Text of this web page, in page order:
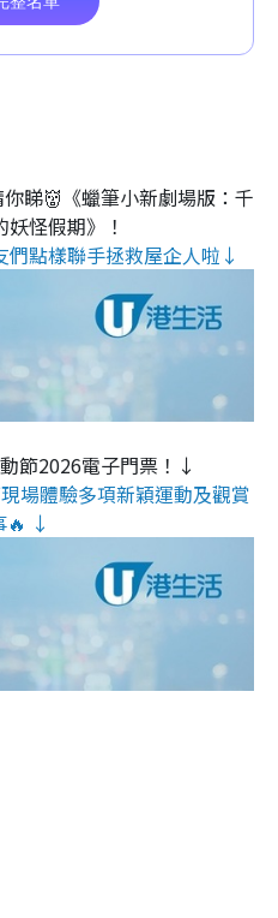
你睇👹《蠟筆小新劇場版：千
怪假期》！
點樣聯手拯救屋企人啦↓
節2026電子門票！↓
場體驗多項新穎運動及觀賞
🔥 ↓